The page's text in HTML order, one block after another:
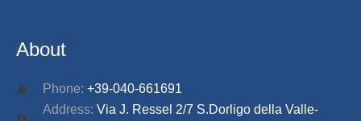
About
Phone: +39-040-661691
Address: Via J. Ressel 2/7 S.Dorligo della Valle-